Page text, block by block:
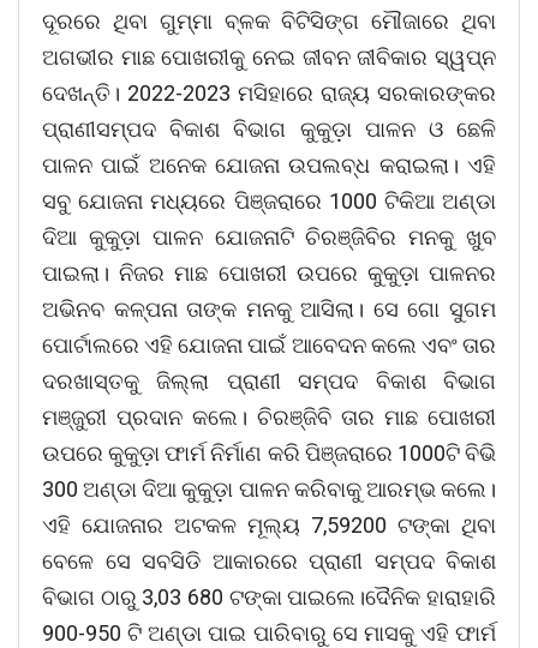
ଦୂରରେ ଥିବା ଗୁମ୍ମା ବ୍ଳକ ବିଟିସିଙ୍ଗ ମୌଜାରେ ଥିବା
ଅଗଭୀର ମାଛ ପୋଖରୀକୁ ନେଇ ଜୀବନ ଜୀବିକାର ସ୍ୱପ୍ନ
ଦେଖନ୍ତି। 2022-2023 ମସିହାରେ ରାଜ୍ୟ ସରକାରଙ୍କର
ପ୍ରାଣୀସମ୍ପଦ ବିକାଶ ବିଭାଗ କୁକୁଡ଼ା ପାଳନ ଓ ଛେଳି
ପାଳନ ପାଇଁ ଅନେକ ଯୋଜନା ଉପଲବ୍ଧ କରାଇଲା। ଏହି
ସବୁ ଯୋଜନା ମଧ୍ୟରେ ପିଞ୍ଜରାରେ 1000 ଟିକିଆ ଅଣ୍ଡା
ଦିଆ କୁକୁଡ଼ା ପାଳନ ଯୋଜନାଟି ଚିରଞ୍ଜିବିର ମନକୁ ଖୁବ
ପାଇଲା। ନିଜର ମାଛ ପୋଖରୀ ଉପରେ କୁକୁଡ଼ା ପାଳନର
ଅଭିନବ କଳ୍ପନା ତାଙ୍କ ମନକୁ ଆସିଲା। ସେ ଗୋ ସୁଗମ
ପୋର୍ଟାଲରେ ଏହି ଯୋଜନା ପାଇଁ ଆବେଦନ କଲେ ଏବଂ ତାର
ଦରଖାସ୍ତକୁ ଜିଲ୍ଲା ପ୍ରାଣୀ ସମ୍ପଦ ବିକାଶ ବିଭାଗ
ମଞ୍ଜୁରୀ ପ୍ରଦାନ କଲେ। ଚିରଞ୍ଜିବି ତାର ମାଛ ପୋଖରୀ
ଉପରେ କୁକୁଡ଼ା ଫାର୍ମ ନିର୍ମାଣ କରି ପିଞ୍ଜରାରେ 1000ଟି ବିଭି
300 ଅଣ୍ଡା ଦିଆ କୁକୁଡ଼ା ପାଳନ କରିବାକୁ ଆରମ୍ଭ କଲେ।
ଏହି ଯୋଜନାର ଅଟକଳ ମୂଲ୍ୟ 7,59200 ଟଙ୍କା ଥିବା
ବେଳେ ସେ ସବସିଡି ଆକାରରେ ପ୍ରାଣୀ ସମ୍ପଦ ବିକାଶ
ବିଭାଗ ଠାରୁ 3,03 680 ଟଙ୍କା ପାଇଲେ।ଦୈନିକ ହାରାହାରି
900-950 ଟି ଅଣ୍ଡା ପାଇ ପାରିବାରୁ ସେ ମାସକୁ ଏହି ଫାର୍ମ